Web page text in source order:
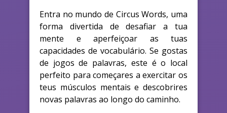
Entra no mundo de Circus Words, uma
forma divertida de desafiar a tua
mente e aperfeiçoar as tuas
capacidades de vocabulário. Se gostas
de jogos de palavras, este é o local
perfeito para começares a exercitar os
teus músculos mentais e descobrires
novas palavras ao longo do caminho.